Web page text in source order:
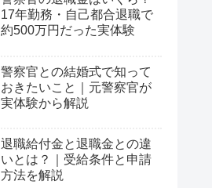
17年勤務・自己都合退職で
約500万円だった実体験
警察官との結婚式で知って
おきたいこと｜元警察官が
実体験から解説
退職給付金と退職金との違
いとは？｜受給条件と申請
方法を解説